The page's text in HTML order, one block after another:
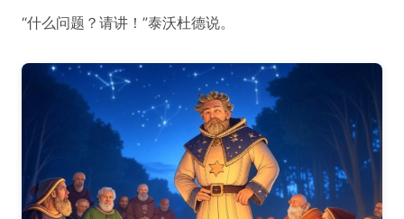
“什么问题？请讲！”泰沃杜德说。